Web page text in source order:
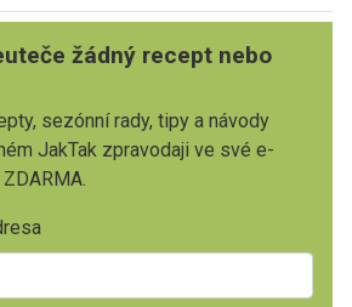
žádný recept nebo
sezónní rady, tipy a návody
JakTak zpravodaji ve své e-